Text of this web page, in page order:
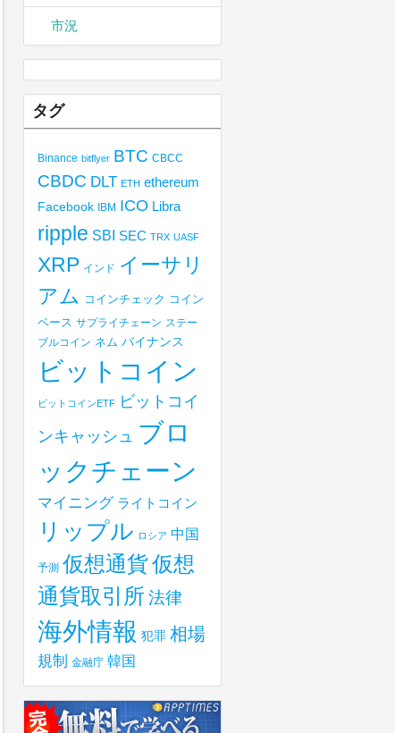
市況
タグ
Binance bitflyer BTC CBCC
CBDC DLT ETH ethereum
Facebook IBM ICO Libra
ripple SBI SEC TRX UASF
XRP インド イーサリ
アム コインチェック コイン
ベース サプライチェーン ステー
ブルコイン ネム バイナンス
ビットコイン
ビットコインETF
ビットコイ
ンキャッシュ ブロ
ックチェーン
マイニング ライトコイン
リップル ロシア 中国
予測 仮想通貨仮想
通貨取引所 法律
海外情報 犯罪 相場
規制 金融庁 韓国